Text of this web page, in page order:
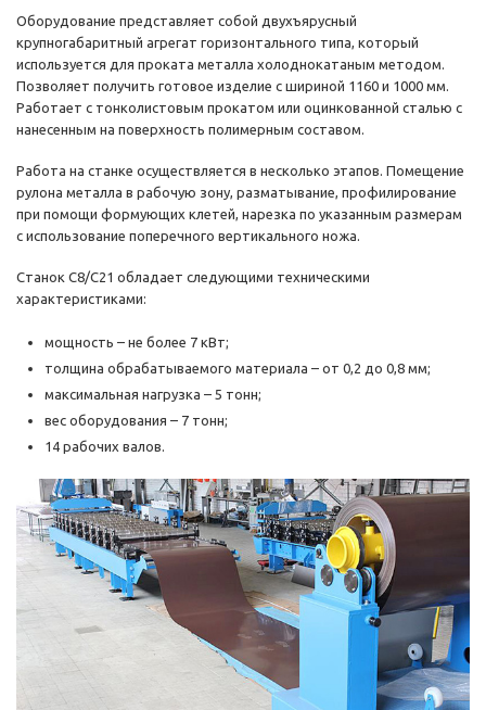
Оборудование представляет собой двухъярусный
крупногабаритный агрегат горизонтального типа, который
используется для проката металла холоднокатаным методом.
Позволяет получить готовое изделие с шириной 1160 и 1000 мм.
Работает с тонколистовым прокатом или оцинкованной сталью с
нанесенным на поверхность полимерным составом.
Работа на станке осуществляется в несколько этапов. Помещение
рулона металла в рабочую зону, разматывание, профилирование
при помощи формующих клетей, нарезка по указанным размерам
с использование поперечного вертикального ножа.
Станок С8/С21 обладает следующими техническими
характеристиками:
мощность – не более 7 кВт;
толщина обрабатываемого материала – от 0,2 до 0,8 мм;
максимальная нагрузка – 5 тонн;
вес оборудования – 7 тонн;
14 рабочих валов.